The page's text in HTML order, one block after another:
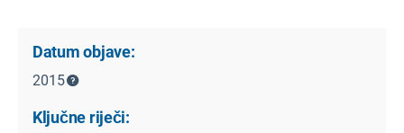
Datum objave:
2015
Ključne riječi: